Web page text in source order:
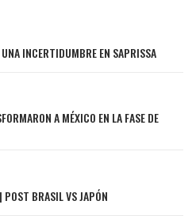
INCERTIDUMBRE EN SAPRISSA
A MÉXICO EN LA FASE DE
POST BRASIL VS JAPÓN